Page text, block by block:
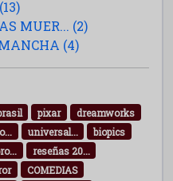
MUER... (2)
(4)
pixar
dreamworks
universal...
biopics
reseñas 20...
COMEDIAS